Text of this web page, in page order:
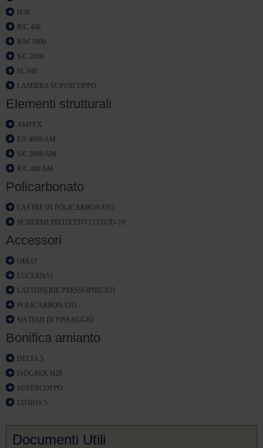
H28
R/C 400
R/W 1000
S/C 2000
SL 940
LAMIERA SUPERCOPPO
Elementi strutturali
AMPEX
E/S 4000 AM
S/C 2000 AM
R/C 400 AM
Policarbonato
LASTRE IN POLICARBONATO
SCHERMI PROTETTIVI COVID-19
Accessori
OBLO'
LUCERNAI
LATTONERIE PRESSOPIEGATI
POLICARBONATO
SISTEMI DI FISSAGGIO
Bonifica amianto
DELTA 5
ISOGREK H28
SUPERCOPPO
LITHOS 5
Documenti Utili